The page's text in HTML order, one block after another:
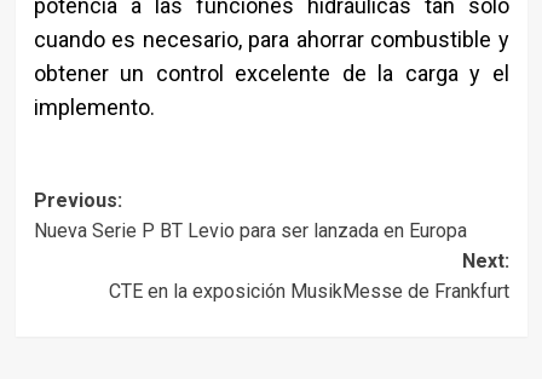
potencia a las funciones hidráulicas tan solo
cuando es necesario, para ahorrar combustible y
obtener un control excelente de la carga y el
implemento.
Post
Previous:
Nueva Serie P BT Levio para ser lanzada en Europa
Next:
CTE en la exposición MusikMesse de Frankfurt